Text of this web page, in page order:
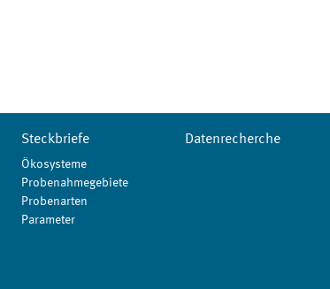
Steckbriefe
Ökosysteme
Probenahmegebiete
Probenarten
Parameter
Datenrecherche